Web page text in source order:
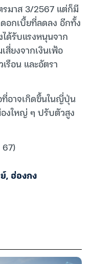
รมาส 3/2567 แต่ก็มี
อกเบี้ยที่ลดลง อีกทั้ง
ด้รับแรงหนุนจาก
ยงจากเงินเฟ้อ
รือน และอัตรา
อาจเกิดขึ้นในญี่ปุ่น
งใหญ่ ๆ ปรับตัวสูง
,ฮ่องกง